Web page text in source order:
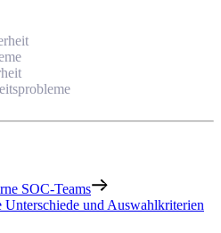
SOC-Teams
und Auswahlkriterien